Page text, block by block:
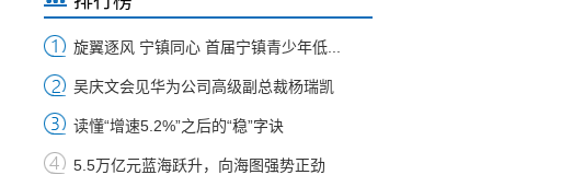
旋翼逐风 宁镇同心 首届宁镇青少年低...
吴庆文会见华为公司高级副总裁杨瑞凯
读懂“增速5.2%”之后的“稳”字诀
5.5万亿元蓝海跃升，向海图强势正劲